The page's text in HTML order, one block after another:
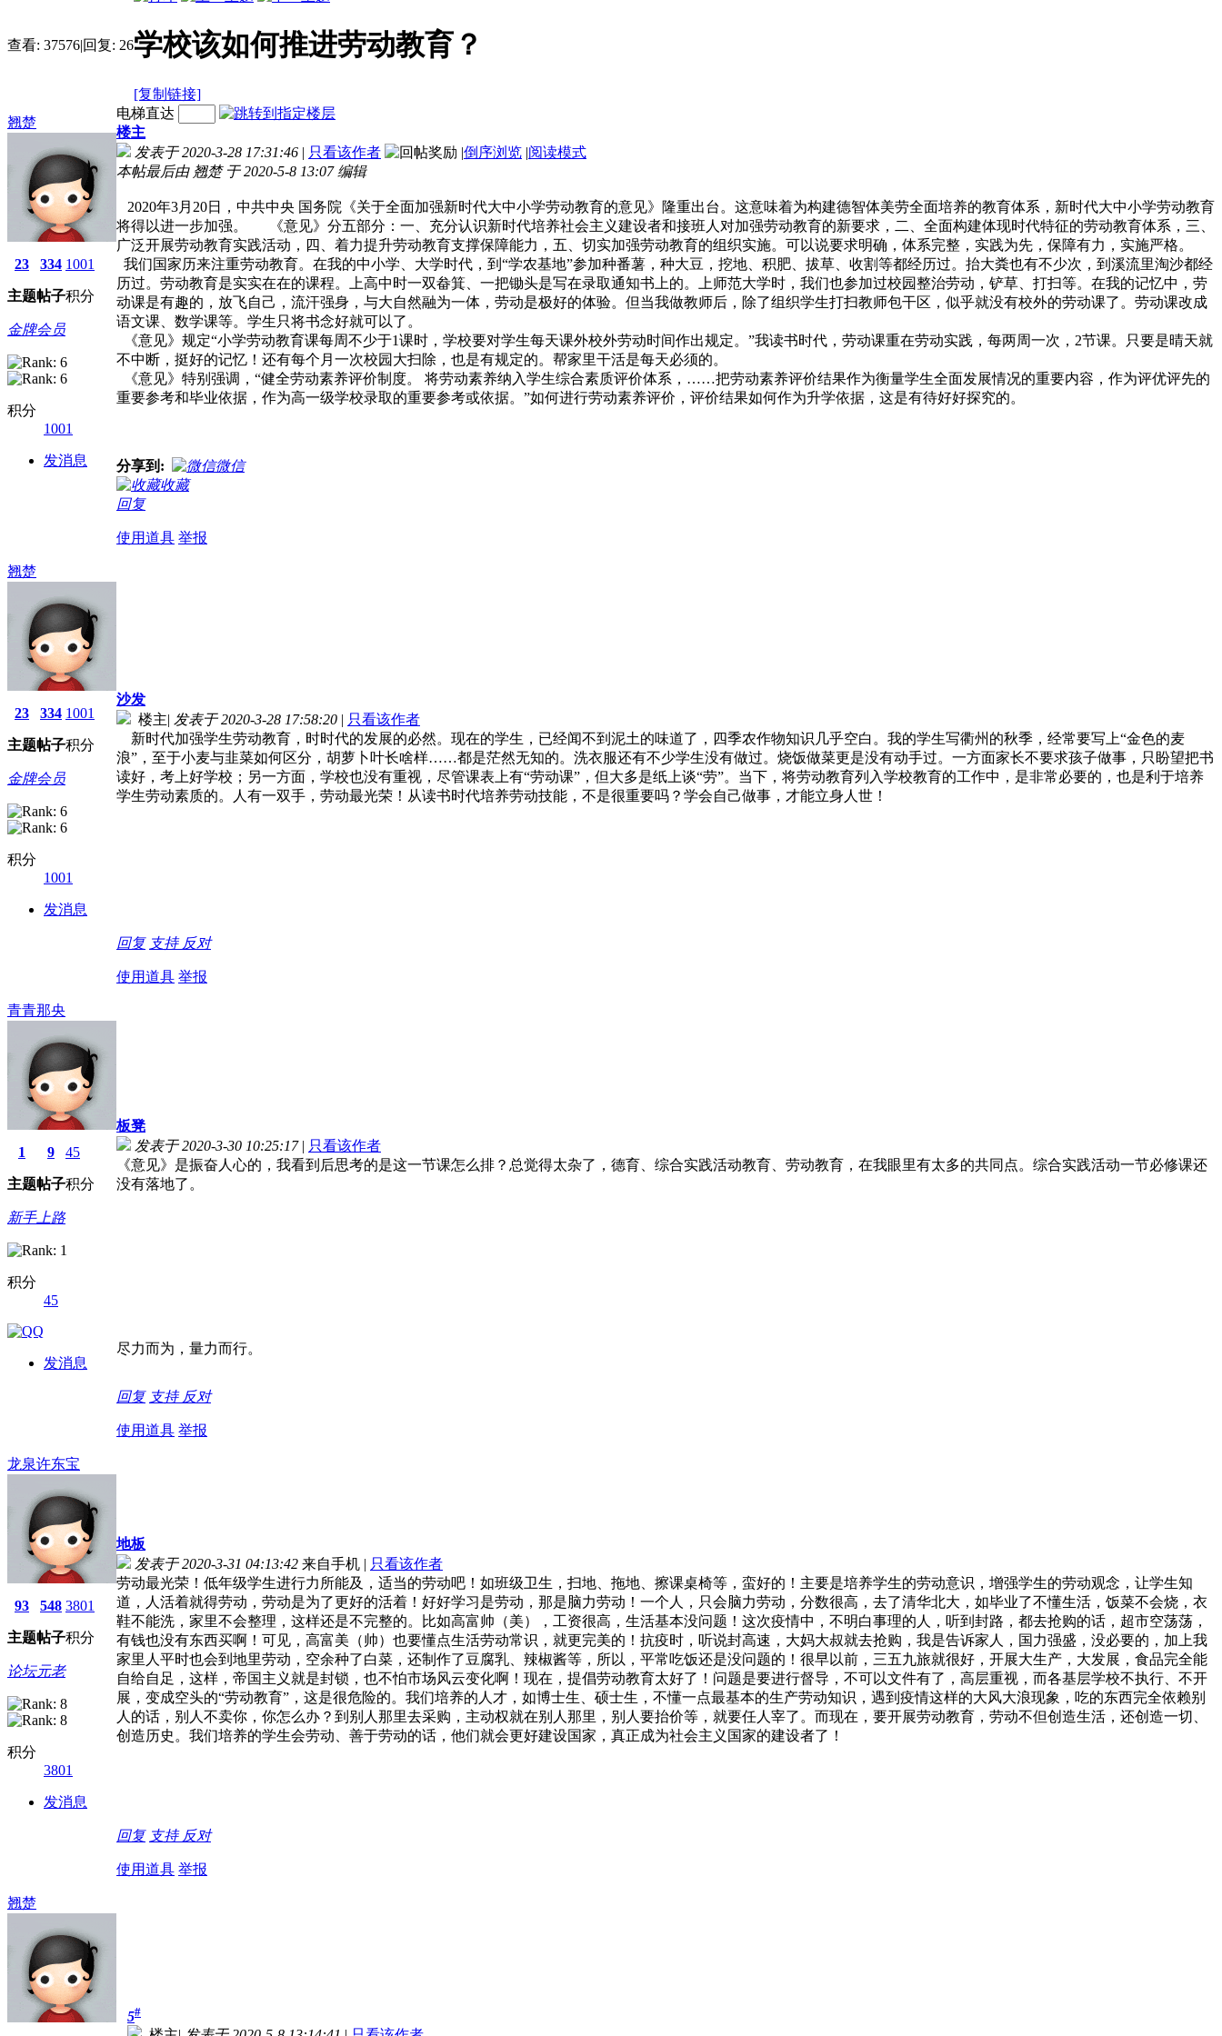
查看: 37576|回复: 26学校该如何推进劳动教育？
[复制链接]
翘楚
23
主题
334
帖子
1001
积分
金牌会员
积分
1001
发消息
电梯直达
楼主
发表于 2020-3-28 17:31:46 | 只看该作者 |倒序浏览 |阅读模式
本帖最后由 翘楚 于 2020-5-8 13:07 编辑
2020年3月20日，中共中央 国务院 《关于全面加强新时代大中小学劳动教育的意见》隆重出台。这意味着为构建德智体美劳全面培养的教育体系， 新时代大中小学劳动教育
将得以进一步加强。
《意见》分五部分：一、充分认识新时代培养社会主义建设者和接班人对加强劳动教育的新要求，二、全面构建体现时代特征的劳动教育体系，三、
广泛开展劳动教育实践活动，四、着力提升劳动教育支撑保障能力，五、切实加强劳动教育的组织实施。可以说要求明确，体系完整，实践为先，保障有力，实施严格。
我们国家历来注重劳动教育。在我的中小学、大学时代，到“学农基地”参加种番薯，种大豆，挖地、积肥、拔草、收割等都经历过。抬大粪也有不少次，到溪流里淘沙都经
历过。劳动教育是实实在在的课程。上高中时一双畚箕、一把锄头是写在录取通知书上的。上师范大学时，我们也参加过校园整治劳动，铲草、打扫等。在我的记忆中，劳
动课是有趣的，放飞自己，流汗强身，与大自然融为一体，劳动是极好的体验。但当我做教师后，除了组织学生打扫教师包干区，似乎就没有校外的劳动课了。劳动课改成
语文课、数学课等。学生只将书念好就可以了。
《意见》规定“小学劳动教育课每周不少于1课时，学校要对学生每天课外校外劳动时间作出规定。”我读书时代，劳动课重在劳动实践，每两周一次，2节课。只要是晴天就
不中断，挺好的记忆！还有每个月一次校园大扫除，也是有规定的。帮家里干活是每天必须的。
《意见》特别强调，“健全劳动素养评价制度。 将劳动素养纳入学生综合素质评价体系，……把劳动素养评价结果作为衡量学生全面发展情况的重要内容，作为评优评先的
重要参考和毕业依据，作为高一级学校录取的重要参考或依据。”如何进行劳动素养评价，评价结果如何作为升学依据，这是有待好好探究的。
分享到:
微信
收藏
回复
使用道具 举报
翘楚
23
主题
334
帖子
1001
积分
金牌会员
积分
1001
发消息
沙发
楼主| 发表于 2020-3-28 17:58:20 | 只看该作者
新时代加强学生劳动教育，时时代的发展的必然。现在的学生，已经闻不到泥土的味道了，四季农作物知识几乎空白。我的学生写衢州的秋季，经常要写上“金色的麦
浪”，至于小麦与韭菜如何区分，胡萝卜叶长啥样……都是茫然无知的。洗衣服还有不少学生没有做过。烧饭做菜更是没有动手过。一方面家长不要求孩子做事，只盼望把书
读好，考上好学校；另一方面，学校也没有重视，尽管课表上有“劳动课”，但大多是纸上谈“劳”。当下，将劳动教育列入学校教育的工作中，是非常必要的，也是利于培养
学生劳动素质的。人有一双手，劳动最光荣！从读书时代培养劳动技能，不是很重要吗？学会自己做事，才能立身人世！
回复 支持 反对
使用道具 举报
青青那央
1
主题
9
帖子
45
积分
新手上路
积分
45
发消息
板凳
发表于 2020-3-30 10:25:17 | 只看该作者
《意见》是振奋人心的，我看到后思考的是这一节课怎么排？总觉得太杂了，德育、综合实践活动教育、劳动教育，在我眼里有太多的共同点。综合实践活动一节必修课还
没有落地了。
尽力而为，量力而行。
回复 支持 反对
使用道具 举报
龙泉许东宝
93
主题
548
帖子
3801
积分
论坛元老
积分
3801
发消息
地板
发表于 2020-3-31 04:13:42 来自手机 | 只看该作者
劳动最光荣！低年级学生进行力所能及，适当的劳动吧！如班级卫生，扫地、拖地、擦课桌椅等，蛮好的！主要是培养学生的劳动意识，增强学生的劳动观念，让学生知
道，人活着就得劳动，劳动是为了更好的活着！好好学习是劳动，那是脑力劳动！一个人，只会脑力劳动，分数很高，去了清华北大，如毕业了不懂生活，饭菜不会烧，衣
鞋不能洗，家里不会整理，这样还是不完整的。比如高富帅（美），工资很高，生活基本没问题！这次疫情中，不明白事理的人，听到封路，都去抢购的话，超市空荡荡，
有钱也没有东西买啊！可见，高富美（帅）也要懂点生活劳动常识，就更完美的！抗疫时，听说封高速，大妈大叔就去抢购，我是告诉家人，国力强盛，没必要的，加上我
家里人平时也会到地里劳动，空余种了白菜，还制作了豆腐乳、辣椒酱等，所以，平常吃饭还是没问题的！很早以前，三五九旅就很好，开展大生产，大发展，食品完全能
自给自足，这样，帝国主义就是封锁，也不怕市场风云变化啊！现在，提倡劳动教育太好了！问题是要进行督导，不可以文件有了，高层重视，而各基层学校不执行、不开
展，变成空头的“劳动教育”，这是很危险的。我们培养的人才，如博士生、硕士生，不懂一点最基本的生产劳动知识，遇到疫情这样的大风大浪现象，吃的东西完全依赖别
人的话，别人不卖你，你怎么办？到别人那里去采购，主动权就在别人那里，别人要抬价等，就要任人宰了。而现在，要开展劳动教育，劳动不但创造生活，还创造一切、
创造历史。我们培养的学生会劳动、善于劳动的话，他们就会更好建设国家，真正成为社会主义国家的建设者了！
回复 支持 反对
使用道具 举报
翘楚
5#